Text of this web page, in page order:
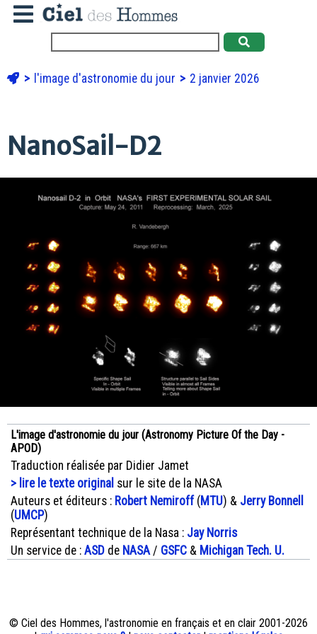
l'image d'astronomie du jour 2 janvier 2026
NanoSail-D2
L'image d'astronomie du jour (Astronomy Picture Of the Day -
APOD)
Traduction réalisée par Didier Jamet
> lire le texte original sur le site de la NASA
Auteurs et éditeurs : Robert Nemiroff( MTU) & Jerry Bonnell
(UMCP)
Représentant technique de la Nasa : Jay Norris
Un service de : ASD de NASA/ GSFC & Michigan Tech. U.
© Ciel des Hommes, l'astronomie en français et en clair 2001-2026